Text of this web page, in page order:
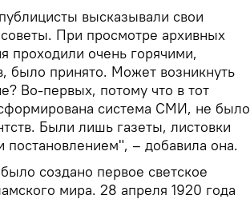
высказывали свои
При просмотре архивных
проходили очень горячими,
было принято. Может возникнуть
Во-первых, потому что в тот
система СМИ, не было
Были лишь газеты, листовки
– добавила она.
создано первое светское
мира. 28 апреля 1920 года